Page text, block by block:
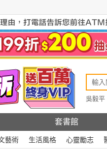
吳毅平
套書館
藝術 生活風格 心靈勵志